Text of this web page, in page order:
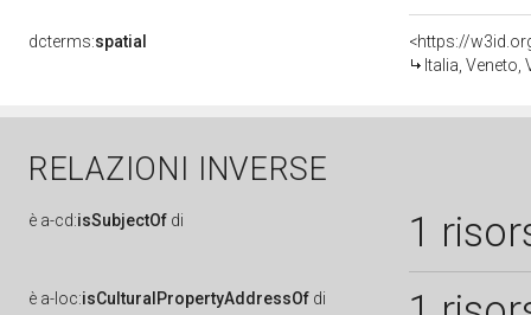
dcterms:spatial
<https://
Italia, Veneto,
RELAZIONI INVERSE
è a-cd:isSubjectOf di 1
è a-loc:isCulturalPropertyAddressOf di